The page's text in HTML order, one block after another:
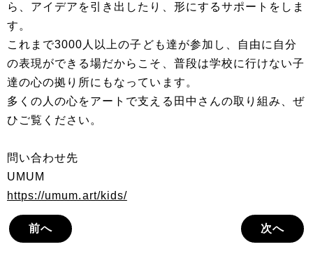
ら、アイデアを引き出したり、形にするサポートをしま
す。
これまで3000人以上の子ども達が参加し、自由に自分
の表現ができる場だからこそ、普段は学校に行けない子
達の心の拠り所にもなっています。
多くの人の心をアートで支える田中さんの取り組み、ぜ
ひご覧ください。
問い合わせ先
UMUM
https://umum.art/kids/
前へ 次へ